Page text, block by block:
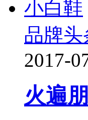
品牌头
2017-
火遍